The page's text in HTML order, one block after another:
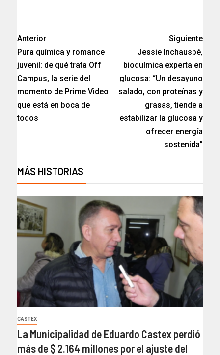
Anterior
Pura química y romance
juvenil: de qué trata Off
Campus, la serie del
momento de Prime Video
que está en boca de
todos
Siguiente
Jessie Inchauspé,
bioquímica experta en
glucosa: “Un desayuno
salado, con proteínas y
grasas, tiende a
estabilizar la glucosa y
ofrecer energía
sostenida”
MÁS HISTORIAS
CASTEX
La Municipalidad de Eduardo Castex perdió
más de $ 2.164 millones por el ajuste del